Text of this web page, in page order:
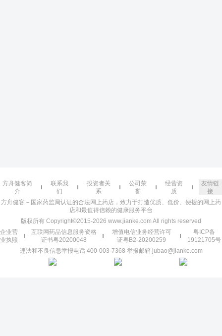
方舟健客简
介
联系我
们
投资者关
系
公司荣
誉
经营资
质
友情链
接
方舟健客－国家药监局认证的合法网上药店，致力于打造优质、低价、便捷的网上药
店和最值得信赖的健康服务平台
版权所有 Copyright©2015-2026 www.jianke.com All rights reserved
企业营
业执照
互联网药品信息服务资格
证书粤20200048
增值电信业务经营许可
证粤B2-20200259
粤ICP备
19121705号
违法和不良信息举报电话 400-003-7368 举报邮箱 jubao@jianke.com